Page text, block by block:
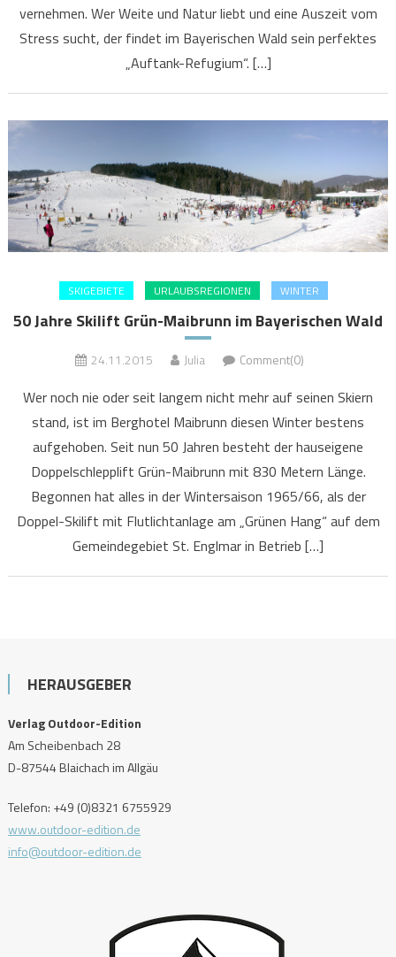
vernehmen. Wer Weite und Natur liebt und eine Auszeit vom
Stress sucht, der findet im Bayerischen Wald sein perfektes
„Auftank-Refugium“. […]
SKIGEBIETE URLAUBSREGIONEN WINTER
50 Jahre Skilift Grün-Maibrunn im Bayerischen Wald
24.11.2015 Julia Comment(0)
Wer noch nie oder seit langem nicht mehr auf seinen Skiern
stand, ist im Berghotel Maibrunn diesen Winter bestens
aufgehoben. Seit nun 50 Jahren besteht der hauseigene
Doppelschlepplift Grün-Maibrunn mit 830 Metern Länge.
Begonnen hat alles in der Wintersaison 1965/66, als der
Doppel-Skilift mit Flutlichtanlage am „Grünen Hang“ auf dem
Gemeindegebiet St. Englmar in Betrieb […]
HERAUSGEBER
Verlag Outdoor-Edition
Am Scheibenbach 28
D-87544 Blaichach im Allgäu
Telefon: +49 (0)8321 6755929
www.outdoor-edition.de
info@outdoor-edition.de